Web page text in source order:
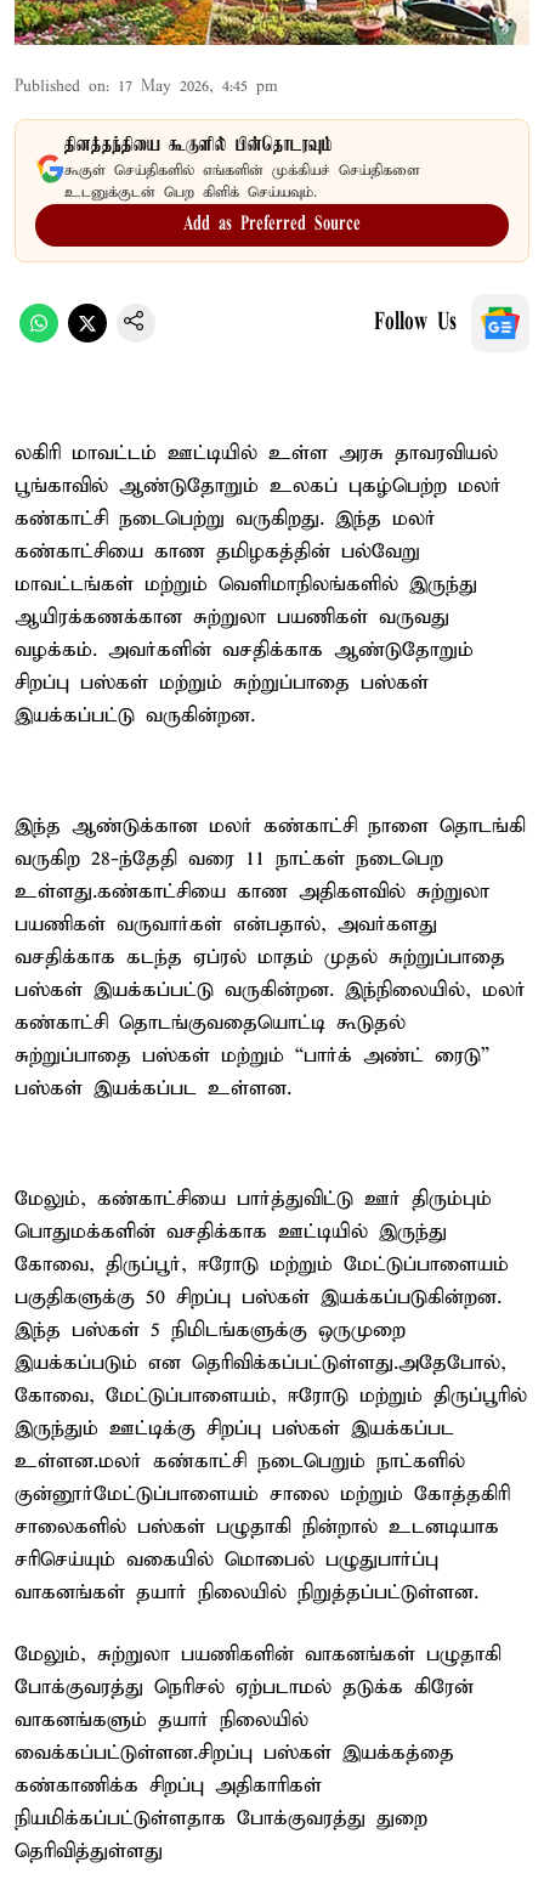
Published on: 17 May 2026, 4:45 pm
தினத்தந்தியை கூகுளில் பின்தொடரவும்
கூகுள் செய்திகளில் எங்களின் முக்கியச் செய்திகளை
உடனுக்குடன் பெற கிளிக் செய்யவும்.
Add as Preferred Source
Follow Us
லகிரி மாவட்டம் ஊட்டியில் உள்ள அரசு தாவரவியல்
பூங்காவில் ஆண்டுதோறும் உலகப் புகழ்பெற்ற மலர்
கண்காட்சி நடைபெற்று வருகிறது. இந்த மலர்
கண்காட்சியை காண தமிழகத்தின் பல்வேறு
மாவட்டங்கள் மற்றும் வெளிமாநிலங்களில் இருந்து
ஆயிரக்கணக்கான சுற்றுலா பயணிகள் வருவது
வழக்கம். அவர்களின் வசதிக்காக ஆண்டுதோறும்
சிறப்பு பஸ்கள் மற்றும் சுற்றுப்பாதை பஸ்கள்
இயக்கப்பட்டு வருகின்றன.
இந்த ஆண்டுக்கான மலர் கண்காட்சி நாளை தொடங்கி
வருகிற 28-ந்தேதி வரை 11 நாட்கள் நடைபெற
உள்ளது.கண்காட்சியை காண அதிகளவில் சுற்றுலா
பயணிகள் வருவார்கள் என்பதால், அவர்களது
வசதிக்காக கடந்த ஏப்ரல் மாதம் முதல் சுற்றுப்பாதை
பஸ்கள் இயக்கப்பட்டு வருகின்றன. இந்நிலையில், மலர்
கண்காட்சி தொடங்குவதையொட்டி கூடுதல்
சுற்றுப்பாதை பஸ்கள் மற்றும் “பார்க் அண்ட் ரைடு”
பஸ்கள் இயக்கப்பட உள்ளன.
மேலும், கண்காட்சியை பார்த்துவிட்டு ஊர் திரும்பும்
பொதுமக்களின் வசதிக்காக ஊட்டியில் இருந்து
கோவை, திருப்பூர், ஈரோடு மற்றும் மேட்டுப்பாளையம்
பகுதிகளுக்கு 50 சிறப்பு பஸ்கள் இயக்கப்படுகின்றன.
இந்த பஸ்கள் 5 நிமிடங்களுக்கு ஒருமுறை
இயக்கப்படும் என தெரிவிக்கப்பட்டுள்ளது.அதேபோல்,
கோவை, மேட்டுப்பாளையம், ஈரோடு மற்றும் திருப்பூரில்
இருந்தும் ஊட்டிக்கு சிறப்பு பஸ்கள் இயக்கப்பட
உள்ளன.மலர் கண்காட்சி நடைபெறும் நாட்களில்
குன்னூர்–மேட்டுப்பாளையம் சாலை மற்றும் கோத்தகிரி
சாலைகளில் பஸ்கள் பழுதாகி நின்றால் உடனடியாக
சரிசெய்யும் வகையில் மொபைல் பழுதுபார்ப்பு
வாகனங்கள் தயார் நிலையில் நிறுத்தப்பட்டுள்ளன.
மேலும், சுற்றுலா பயணிகளின் வாகனங்கள் பழுதாகி
போக்குவரத்து நெரிசல் ஏற்படாமல் தடுக்க கிரேன்
வாகனங்களும் தயார் நிலையில்
வைக்கப்பட்டுள்ளன.சிறப்பு பஸ்கள் இயக்கத்தை
கண்காணிக்க சிறப்பு அதிகாரிகள்
நியமிக்கப்பட்டுள்ளதாக போக்குவரத்து துறை
தெரிவித்துள்ளது